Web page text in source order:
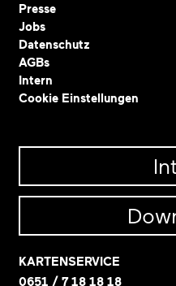
Presse
Jobs
Datenschutz
AGBs
Intern
Cookie Einstellungen
KARTENSERVICE
0651 / 7 18 18 18